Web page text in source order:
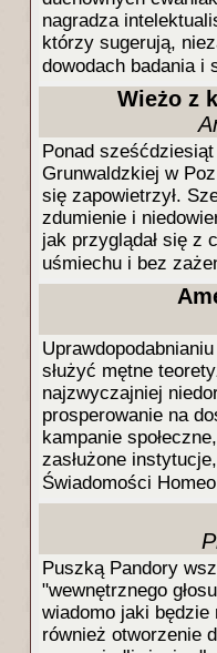
nagradza
którzy sugerują,
dowodach badania i
Wieżo z
Ponad
Grunwaldzkiej w
się zapowietrzył.
zdumienie i
jak przyglądał się z
uśmiechu i bez
służyć mętne
najzwyczajniej
prosperowanie na
kampanie
zasłużone
Świadomości
Puszką Pandory
"wewnętrznego
wiadomo jaki
również otworzenie